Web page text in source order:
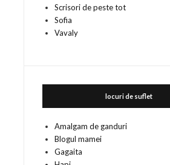
Scrisori de peste tot
Sofia
Vavaly
locuri de suflet
Amalgam de ganduri
Blogul mamei
Gagaita